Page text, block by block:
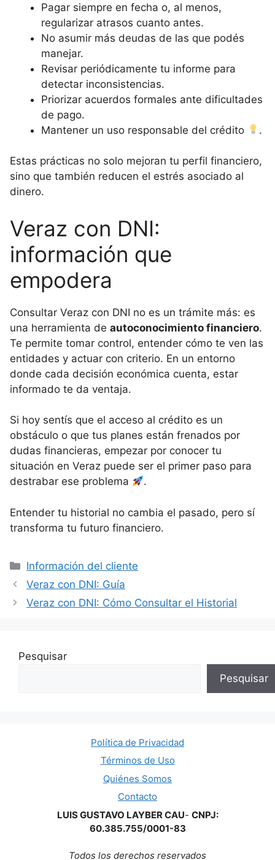
Pagar siempre en fecha o, al menos,
regularizar atrasos cuanto antes.
No asumir más deudas de las que podés
manejar.
Revisar periódicamente tu informe para
detectar inconsistencias.
Priorizar acuerdos formales ante dificultades
de pago.
Mantener un uso responsable del crédito
.
Estas prácticas no solo mejoran tu perfil financiero,
sino que también reducen el estrés asociado al
dinero.
Veraz con DNI:
información que
empodera
Consultar Veraz con DNI no es un trámite más: es
una herramienta de autoconocimiento financiero.
Te permite tomar control, entender cómo te ven las
entidades y actuar con criterio. En un entorno
donde cada decisión económica cuenta, estar
informado te da ventaja.
Si hoy sentís que el acceso al crédito es un
obstáculo o que tus planes están frenados por
dudas financieras, empezar por conocer tu
situación en Veraz puede ser el primer paso para
destrabar ese problema
.
Entender tu historial no cambia el pasado, pero sí
transforma tu futuro financiero.
Categorías
Información del cliente
Veraz con DNI: Guía
Veraz con DNI: Cómo Consultar el Historial
Pesquisar
Pesquisar
Política de Privacidad
Términos de Uso
Quiénes Somos
Contacto
LUIS GUSTAVO LAYBER CAU- CNPJ:
60.385.755/0001-83
Todos los derechos reservados